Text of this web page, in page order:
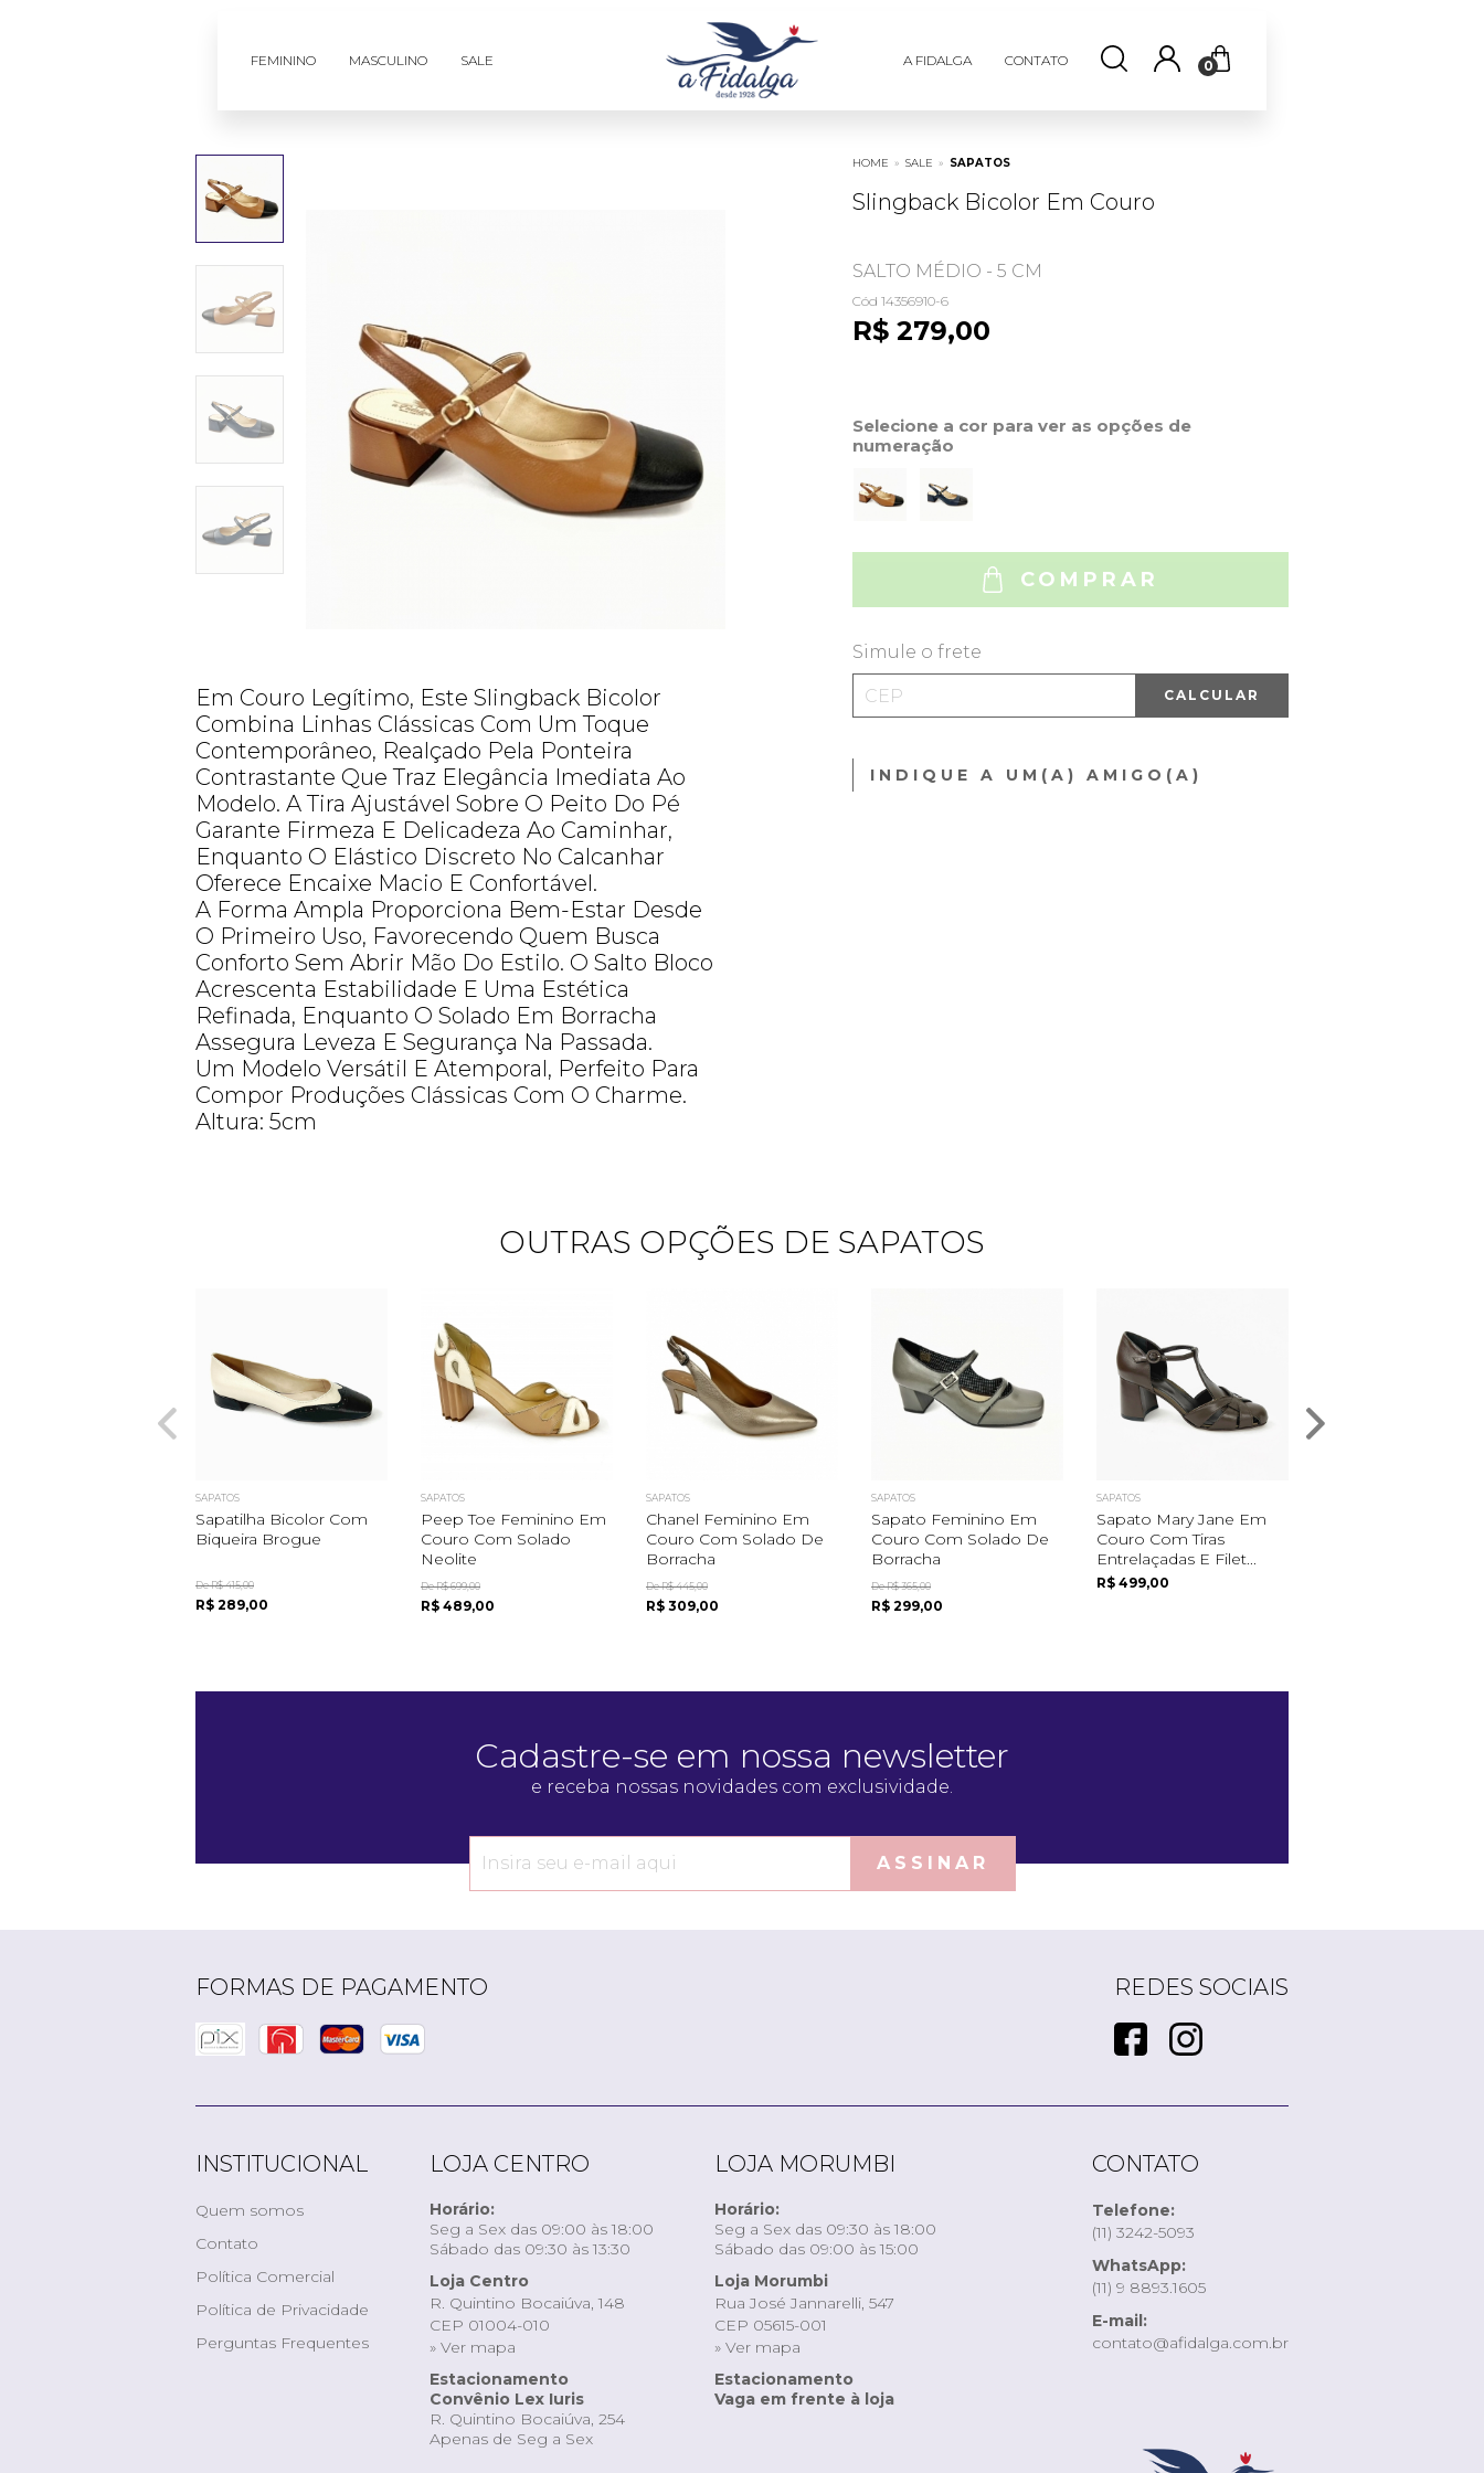
0
FEMININO MASCULINO SALE A FIDALGA CONTATO
Em Couro Legítimo, Este Slingback Bicolor
Combina Linhas Clássicas Com Um Toque
Contemporâneo, Realçado Pela Ponteira
Contrastante Que Traz Elegância Imediata Ao
Modelo. A Tira Ajustável Sobre O Peito Do Pé
Garante Firmeza E Delicadeza Ao Caminhar,
Enquanto O Elástico Discreto No Calcanhar
Oferece Encaixe Macio E Confortável.
A Forma Ampla Proporciona Bem-Estar Desde
O Primeiro Uso, Favorecendo Quem Busca
Conforto Sem Abrir Mão Do Estilo. O Salto Bloco
Acrescenta Estabilidade E Uma Estética
Refinada, Enquanto O Solado Em Borracha
Assegura Leveza E Segurança Na Passada.
Um Modelo Versátil E Atemporal, Perfeito Para
Compor Produções Clássicas Com O Charme.
Altura: 5cm
HOME » SALE » SAPATOS
Slingback Bicolor Em Couro
SALTO MÉDIO - 5 CM
Cód 14356910-6
R$ 279,00
Selecione a cor para ver as opções de
numeração
COMPRAR
Simule o frete
CALCULAR
INDIQUE A UM(A) AMIGO(A)
OUTRAS OPÇÕES DE SAPATOS
SAPATOS
Sapatilha Bicolor Com
Biqueira Brogue
De R$ 415,00
R$ 289,00
SAPATOS
Peep Toe Feminino Em
Couro Com Solado
Neolite
De R$ 699,00
R$ 489,00
SAPATOS
Chanel Feminino Em
Couro Com Solado De
Borracha
De R$ 445,00
R$ 309,00
SAPATOS
Sapato Feminino Em
Couro Com Solado De
Borracha
De R$ 365,00
R$ 299,00
SAPATOS
Sapato Mary Jane Em
Couro Com Tiras
Entrelaçadas E Filet...
R$ 499,00
Cadastre-se em nossa newsletter
e receba nossas novidades com exclusividade.
ASSINAR
FORMAS DE PAGAMENTO REDES SOCIAIS
INSTITUCIONAL
Quem somos
Contato
Política Comercial
Política de Privacidade
Perguntas Frequentes
LOJA CENTRO
Horário:
Seg a Sex das 09:00 às 18:00
Sábado das 09:30 às 13:30
Loja Centro
R. Quintino Bocaiúva, 148
CEP 01004-010
» Ver mapa
Estacionamento
Convênio Lex Iuris
R. Quintino Bocaiúva, 254
Apenas de Seg a Sex
LOJA MORUMBI
Horário:
Seg a Sex das 09:30 às 18:00
Sábado das 09:00 às 15:00
Loja Morumbi
Rua José Jannarelli, 547
CEP 05615-001
» Ver mapa
Estacionamento
Vaga em frente à loja
CONTATO
Telefone:
(11) 3242-5093
WhatsApp:
(11) 9 8893.1605
E-mail:
contato@afidalga.com.br